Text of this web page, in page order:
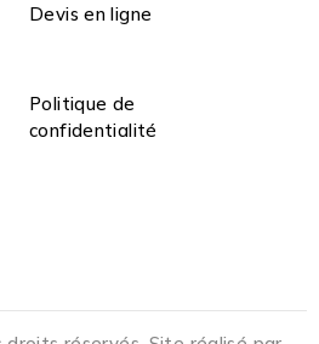
Devis en ligne
Politique de
confidentialité